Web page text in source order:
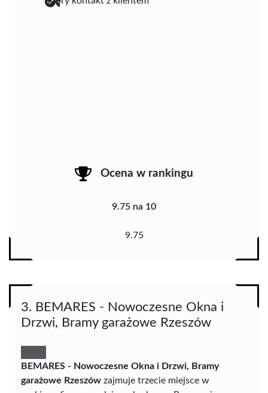
Ocena w rankingu
9.75 na 10
9.75
3. BEMARES - Nowoczesne Okna i
Drzwi, Bramy garażowe Rzeszów
BEMARES - Nowoczesne Okna i Drzwi, Bramy
garażowe Rzeszów zajmuje trzecie miejsce w